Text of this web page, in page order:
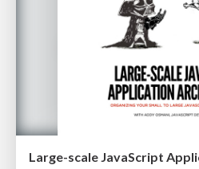
Large-scale JavaScript